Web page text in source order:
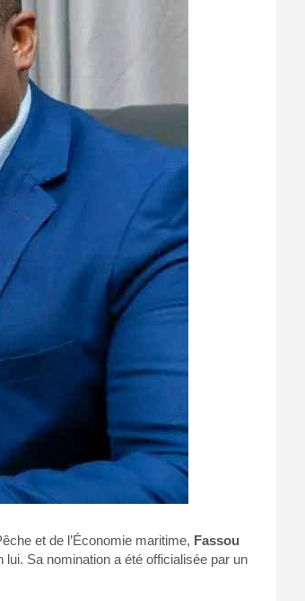
et de l’Économie maritime, Fassou
Sa nomination a été officialisée par un